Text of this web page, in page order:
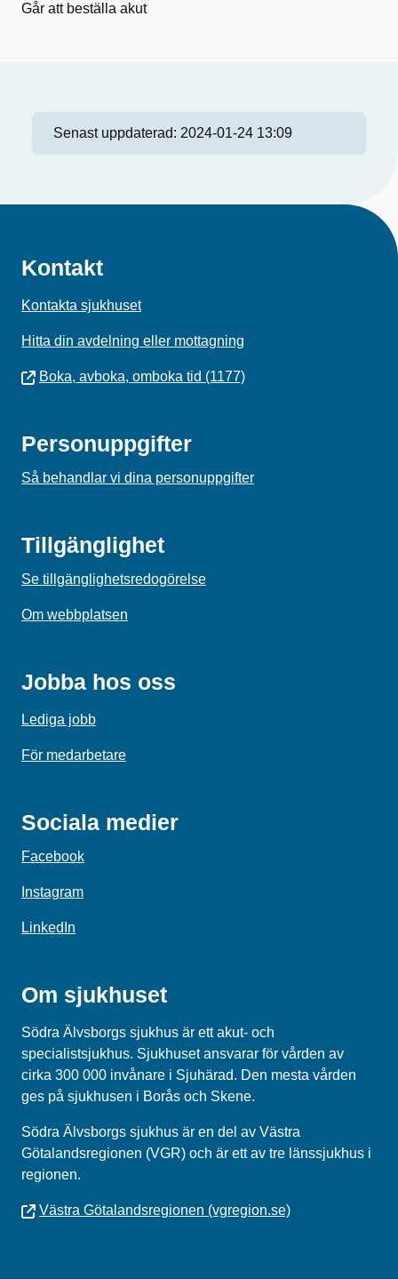
Går att beställa akut
Senast uppdaterad: 2024-01-24 13:09
Kontakt
Kontakta sjukhuset
Hitta din avdelning eller mottagning
Boka, avboka, omboka tid (1177)
Personuppgifter
Så behandlar vi dina personuppgifter
Tillgänglighet
Se tillgänglighetsredogörelse
Om webbplatsen
Jobba hos oss
Lediga jobb
För medarbetare
Sociala medier
Facebook
Instagram
LinkedIn
Om sjukhuset
Södra Älvsborgs sjukhus är ett akut- och
specialistsjukhus. Sjukhuset ansvarar för vården av
cirka 300 000 invånare i Sjuhärad. Den mesta vården
ges på sjukhusen i Borås och Skene.
Södra Älvsborgs sjukhus är en del av Västra
Götalandsregionen (VGR) och är ett av tre länssjukhus i
regionen.
Västra Götalandsregionen (vgregion.se)